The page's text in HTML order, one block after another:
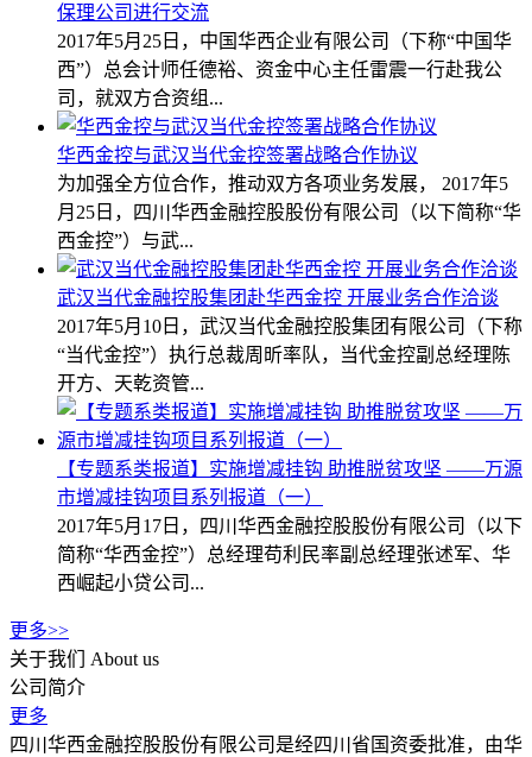
保理公司进行交流
2017年5月25日，中国华西企业有限公司（下称“中国华
西”）总会计师任德裕、资金中心主任雷震一行赴我公
司，就双方合资组...
华西金控与武汉当代金控签署战略合作协议
为加强全方位合作，推动双方各项业务发展， 2017年5
月25日，四川华西金融控股股份有限公司（以下简称“华
西金控”）与武...
武汉当代金融控股集团赴华西金控 开展业务合作洽谈
2017年5月10日，武汉当代金融控股集团有限公司（下称
“当代金控”）执行总裁周昕率队，当代金控副总经理陈
开方、天乾资管...
【专题系类报道】实施增减挂钩 助推脱贫攻坚 ——万源
市增减挂钩项目系列报道（一）
2017年5月17日，四川华西金融控股股份有限公司（以下
简称“华西金控”）总经理苟利民率副总经理张述军、华
西崛起小贷公司...
更多>>
关于我们
About us
公司简介
更多
四川华西金融控股股份有限公司是经四川省国资委批准，由华